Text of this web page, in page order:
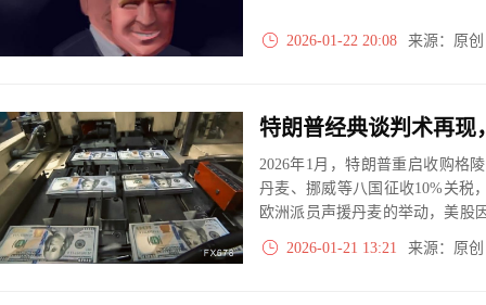
2026-01-22 20:08 来源：原
2026年1月，特朗普重启收购格
丹麦、挪威等八国征收10%关税
欧洲派员声援丹麦的举动，美股
极战略、“金色穹顶”导弹防御及
谈判信号，称可找到各方满意方
2026-01-21 13:21 来源：原